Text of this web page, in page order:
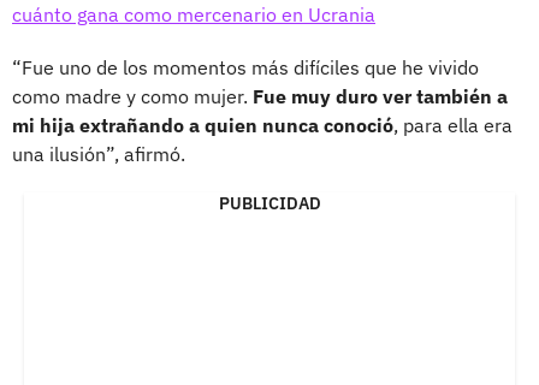
cuánto gana como mercenario en Ucrania
“Fue uno de los momentos más difíciles que he vivido
como madre y como mujer. Fue muy duro ver también a
mi hija extrañando a quien nunca conoció, para ella era
una ilusión”, afirmó.
PUBLICIDAD